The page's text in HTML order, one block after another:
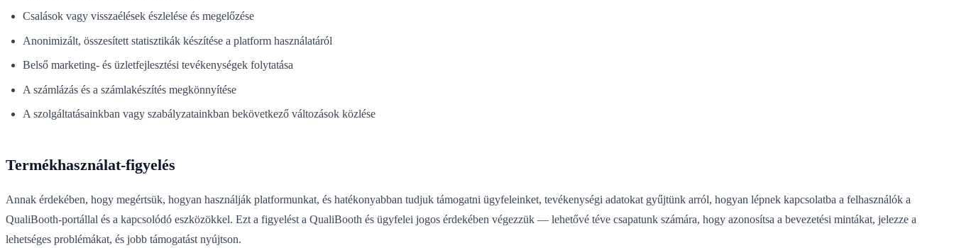
Csalások vagy visszaélések észlelése és megelőzése
Anonimizált, összesített statisztikák készítése a platform használatáról
Belső marketing- és üzletfejlesztési tevékenységek folytatása
A számlázás és a számlakészítés megkönnyítése
A szolgáltatásainkban vagy szabályzatainkban bekövetkező változások közlése
Termékhasználat-figyelés
Annak érdekében, hogy megértsük, hogyan használják platformunkat, és hatékonyabban tudjuk támogatni ügyfeleinket, tevékenységi adatokat gyűjtünk arról, hogyan lépnek kapcsolatba a felhasználók a
QualiBooth-portállal és a kapcsolódó eszközökkel. Ezt a figyelést a QualiBooth és ügyfelei jogos érdekében végezzük — lehetővé téve csapatunk számára, hogy azonosítsa a bevezetési mintákat, jelezze a
lehetséges problémákat, és jobb támogatást nyújtson.